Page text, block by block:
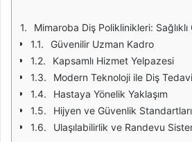
Mimaroba Diş Poliklinikleri: Sağlıklı
Güvenilir Uzman Kadro
Kapsamlı Hizmet Yelpazesi
Modern Teknoloji ile Diş
Hastaya Yönelik Yaklaşım
Hijyen ve Güvenlik Standartları
Ulaşılabilirlik ve Randevu